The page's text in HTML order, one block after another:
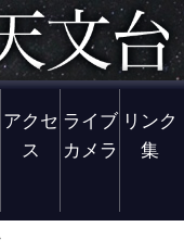
アクセ
ス
ライブ
カメラ
リンク
集